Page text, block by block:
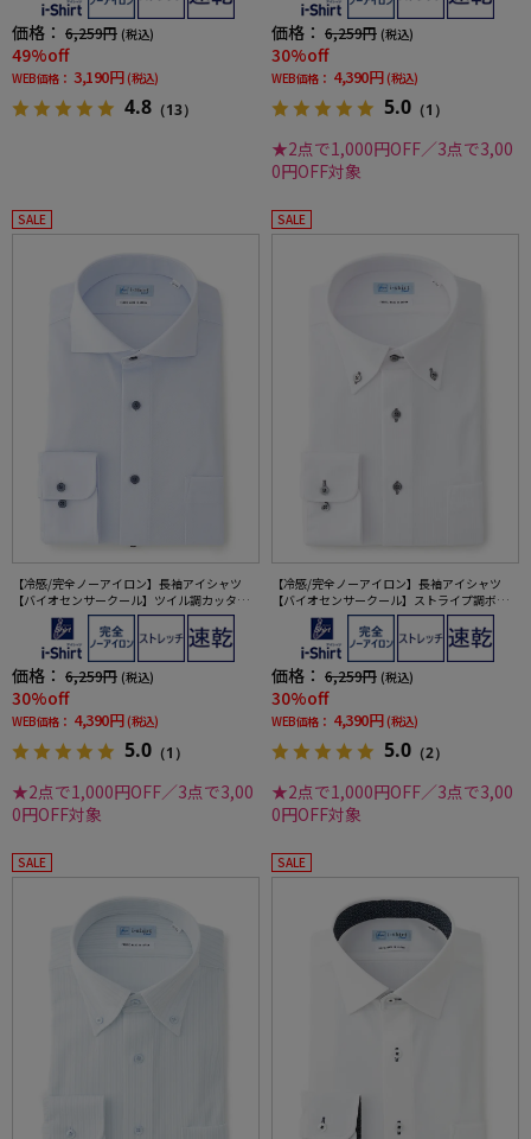
価格： 6,259円 (税込)
49%off
WEB価格： 3,190円 (税込)
4.8 （13）
価格： 6,259円 (税込)
30%off
WEB価格： 4,390円 (税込)
5.0 （1）
★2点で1,000円OFF／3点で3,00
0円OFF対象
SALE
【冷感/完全ノーアイロン】長袖アイシャツ
【バイオセンサークール】ツイル調カッタウ
ェイ織柄無地形態安定ストレッチ防汚効果吸
汗速乾ワイシャツ春夏
価格： 6,259円 (税込)
30%off
WEB価格： 4,390円 (税込)
5.0 （1）
★2点で1,000円OFF／3点で3,00
0円OFF対象
SALE
【冷感/完全ノーアイロン】長袖アイシャツ
【バイオセンサークール】ストライプ調ボタ
ンダウンストライプ形態安定ストレッチ防汚
効果吸汗速乾ワイシャツ春夏
価格： 6,259円 (税込)
30%off
WEB価格： 4,390円 (税込)
5.0 （2）
★2点で1,000円OFF／3点で3,00
0円OFF対象
SALE SALE